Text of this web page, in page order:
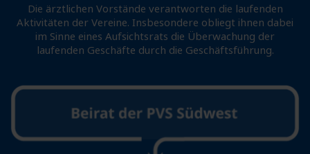
Die ärztlichen Vorstände verantworten die laufenden
Aktivitäten der Vereine. Insbesondere obliegt ihnen dabei
im Sinne eines Aufsichtsrats die Überwachung der
laufenden Geschäfte durch die Geschäftsführung.